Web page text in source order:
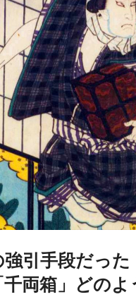
引手段だっ
両箱」どの